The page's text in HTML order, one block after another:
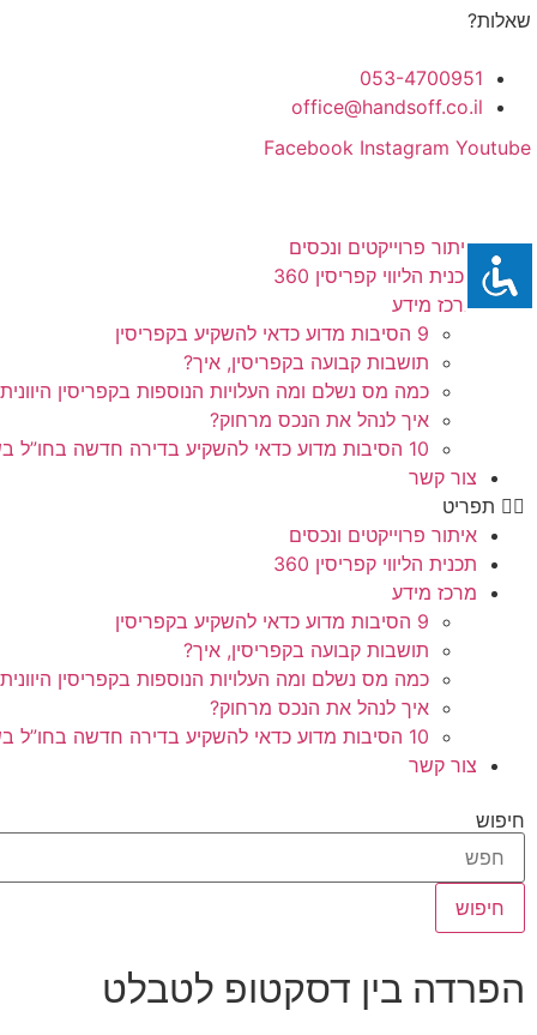
דלג
שאלות?
053-4700951
office@handsoff.co.il
Facebook Instagram Youtube
איתור פרוייקטים ונכסים
תכנית הליווי קפריסין 360
מרכז מידע
9 הסיבות מדוע כדאי להשקיע בקפריסין
תושבות קבועה בקפריסין, איך?
כמה מס נשלם ומה העלויות הנוספות בקפריסין
איך לנהל את הנכס מרחוק?
10 הסיבות מדוע כדאי להשקיע בדירה חדשה בחו”ל בשלב הפריסייל
צור קשר
תפריט
איתור פרוייקטים ונכסים
תכנית הליווי קפריסין 360
מרכז מידע
9 הסיבות מדוע כדאי להשקיע בקפריסין
תושבות קבועה בקפריסין, איך?
כמה מס נשלם ומה העלויות הנוספות בקפריסין
איך לנהל את הנכס מרחוק?
10 הסיבות מדוע כדאי להשקיע בדירה חדשה בחו”ל בשלב הפריסייל
צור קשר
חיפוש
חיפוש
הפרדה בין דסקטופ לטבלט